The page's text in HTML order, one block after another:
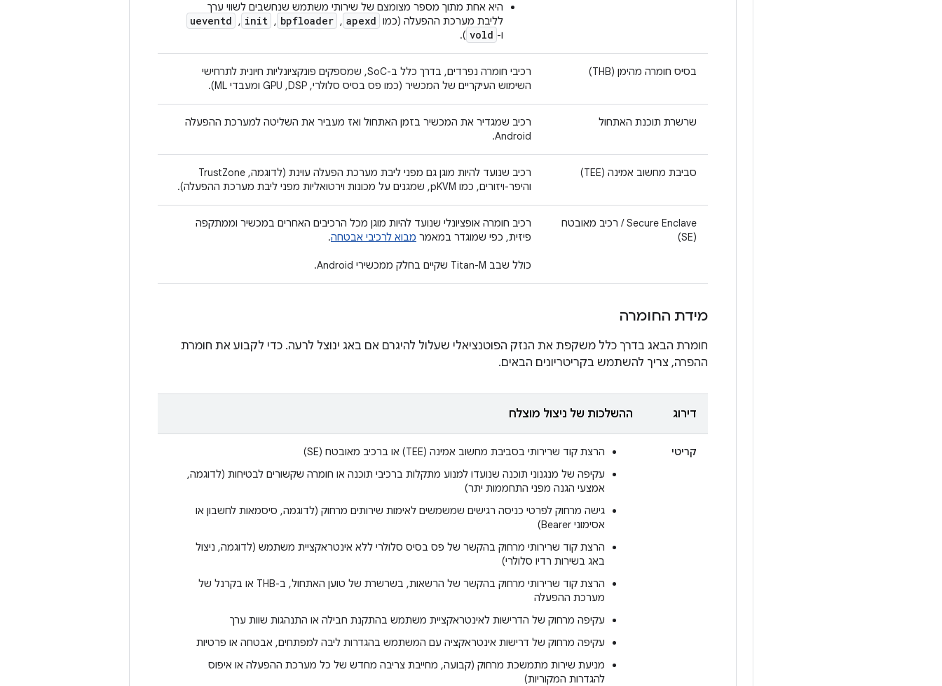
היא אחת מתוך מספר מצומצם של שירותי משתמש שנחשבים לשווי ערך
לליבת מערכת ההפעלה (כמו apexd
,‏
bpfloader
,‏
init
,‏
ueventd
ו- vold
).
בסיס חומרה מהימן (THB)
רכיבי חומרה נפרדים, בדרך כלל ב-SoC, שמספקים פונקציונליות חיונית לתרחישי
השימוש העיקריים של המכשיר (כמו פס בסיס סלולרי, DSP,‏ GPU ומעבדי ML).
שרשרת תוכנת האתחול
רכיב שמגדיר את המכשיר בזמן האתחול ואז מעביר את השליטה למערכת ההפעלה
Android.
סביבת מחשוב אמינה (TEE)
רכיב שנועד להיות מוגן גם מפני ליבת מערכת הפעלה עוינת (לדוגמה, TrustZone
והיפר-ויזורים, כמו pKVM, שמגנים על מכונות וירטואליות מפני ליבת מערכת ההפעלה).
Secure Enclave / רכיב מאובטח
(SE)
רכיב חומרה אופציונלי שנועד להיות מוגן מכל הרכיבים האחרים במכשיר וממתקפה
פיזית, כפי שמוגדר במאמר מבוא לרכיבי אבטחה.
כולל שבב Titan-M שקיים בחלק ממכשירי Android.
מידת החומרה
חומרת הבאג בדרך כלל משקפת את הנזק הפוטנציאלי שעלול להיגרם אם באג ינוצל לרעה. כדי לקבוע את חומרת
ההפרה, צריך להשתמש בקריטריונים הבאים.
דירוג ההשלכות של ניצול מוצלח
קריטי
הרצת קוד שרירותי בסביבת מחשוב אמינה (TEE) או ברכיב מאובטח (SE)
עקיפה של מנגנוני תוכנה שנועדו למנוע מתקלות ברכיבי תוכנה או חומרה שקשורים לבטיחות (לדוגמה,
אמצעי הגנה מפני התחממות יתר)
גישה מרחוק לפרטי כניסה רגישים שמשמשים לאימות שירותים מרחוק (לדוגמה, סיסמאות לחשבון או
אסימוני Bearer)
הרצת קוד שרירותי מרחוק בהקשר של פס בסיס סלולרי ללא אינטראקציית משתמש (לדוגמה, ניצול
באג בשירות רדיו סלולרי)
הרצת קוד שרירותי מרחוק בהקשר של הרשאות, בשרשרת של טוען האתחול, ב-THB או בקרנל של
מערכת ההפעלה
עקיפה מרחוק של הדרישות לאינטראקציית משתמש בהתקנת חבילה או התנהגות שוות ערך
עקיפה מרחוק של דרישות אינטראקציה עם המשתמש בהגדרות ליבה למפתחים, אבטחה או פרטיות
מניעת שירות מתמשכת מרחוק (קבועה, מחייבת צריבה מחדש של כל מערכת ההפעלה או איפוס
להגדרות המקוריות)